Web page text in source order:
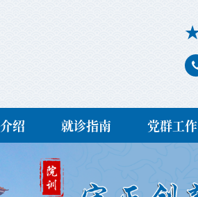
绍 就诊指南 党群工作